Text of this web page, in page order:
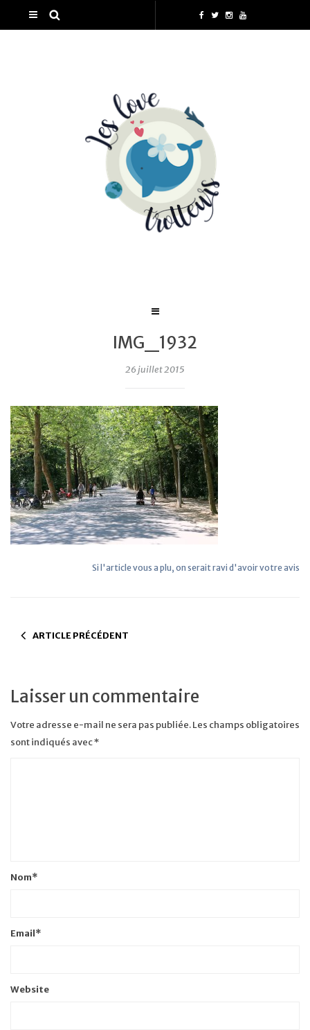
IMG_1932
26 juillet 2015
Si l'article vous a plu, on serait ravi d'avoir votre avis
ARTICLE PRÉCÉDENT
Laisser un commentaire
Votre adresse e-mail ne sera pas publiée.Les champs obligatoires
sont indiqués avec*
Nom*
Email*
Website